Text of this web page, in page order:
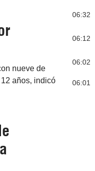
nueve de
años, indicó
06:32
06:12
06:02
06:01